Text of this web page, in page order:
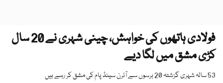
فولادی ہاتھوں کی خواہش، چینی شہری نے 20 سال
کڑی مشق میں لگا دیے
53 سالہ شہری گزشتہ 20 برسوں سے آئرن سینڈ پام کی مشق کر رہے ہیں